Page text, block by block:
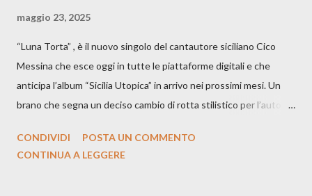
maggio 23, 2025
“Luna Torta” , è il nuovo singolo del cantautore siciliano Cico
Messina che esce oggi in tutte le piattaforme digitali e che
anticipa l’album “Sicilia Utopica” in arrivo nei prossimi mesi. Un
brano che segna un deciso cambio di rotta stilistico per l’autore
testo ibrido tra italiano e siciliano, e un’urgenza espressiva che
CONDIVIDI
POSTA UN COMMENTO
CONTINUA A LEGGERE